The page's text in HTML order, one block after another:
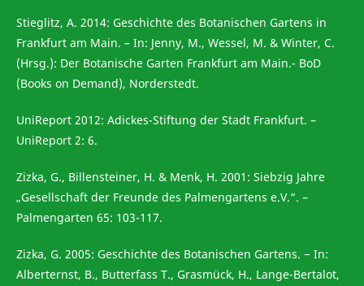
Stieglitz, A. 2014: Geschichte des Botanischen Gartens in
Frankfurt am Main. – In: Jenny, M., Wessel, M. & Winter, C.
(Hrsg.): Der Botanische Garten Frankfurt am Main.- BoD
(Books on Demand), Norderstedt.
UniReport 2012: Adickes-Stiftung der Stadt Frankfurt. –
UniReport 2: 6.
Zizka, G., Billensteiner, H. & Menk, H. 2001: Siebzig Jahre
„Gesellschaft der Freunde des Palmengartens e.V.“. –
Palmengarten 65: 103-117.
Zizka, G. 2005: Geschichte des Botanischen Gartens. − In:
Alberternst, B., Butterfass T., Grasmück, H., Lange-Bertalot,